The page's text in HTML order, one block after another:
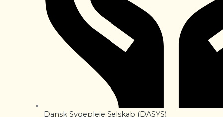
Dansk Sygepleje Selskab (DASYS)